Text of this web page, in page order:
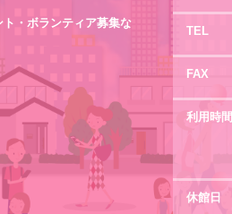
・ボランティア募集な
TEL
FAX
利用時間
休館日